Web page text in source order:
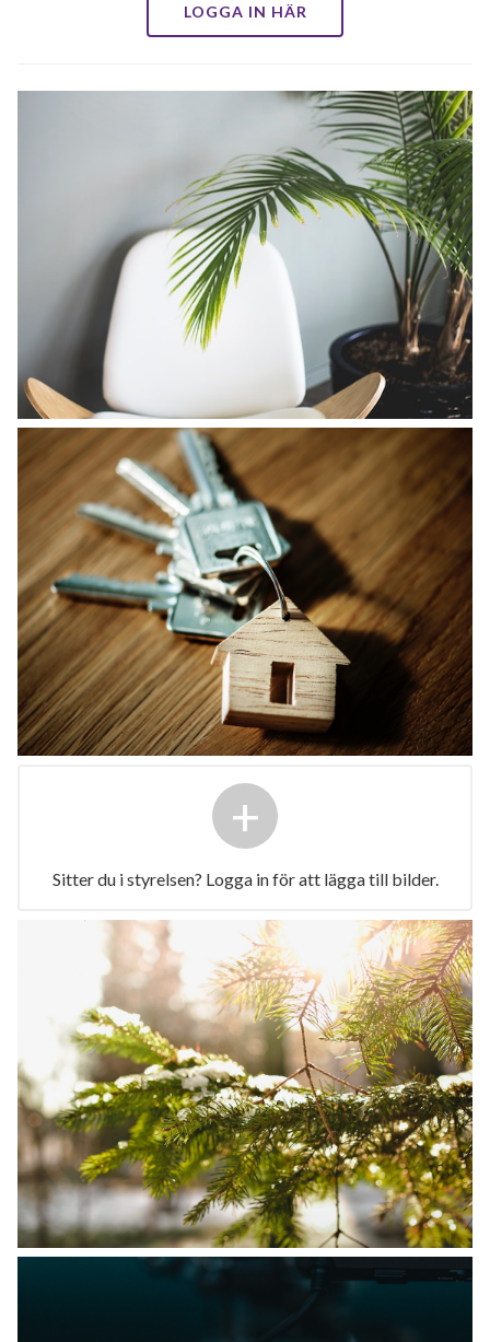
LOGGA IN HÄR
+
Sitter du i styrelsen? Logga in för att lägga till bilder.